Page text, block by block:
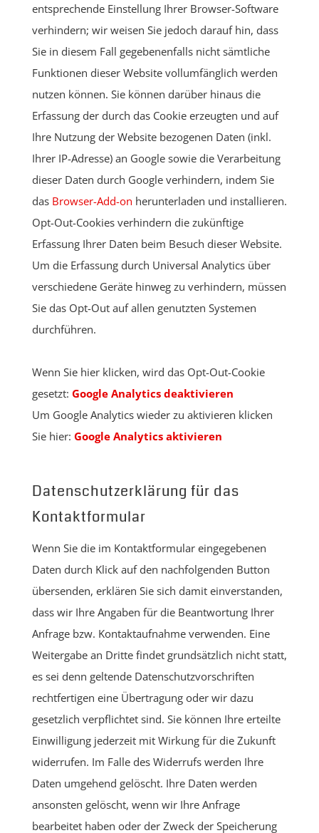
entsprechende Einstellung Ihrer Browser-Software
verhindern; wir weisen Sie jedoch darauf hin, dass
Sie in diesem Fall gegebenenfalls nicht sämtliche
Funktionen dieser Website vollumfänglich werden
nutzen können. Sie können darüber hinaus die
Erfassung der durch das Cookie erzeugten und auf
Ihre Nutzung der Website bezogenen Daten (inkl.
Ihrer IP-Adresse) an Google sowie die Verarbeitung
dieser Daten durch Google verhindern, indem Sie
das Browser-Add-on herunterladen und installieren.
Opt-Out-Cookies verhindern die zukünftige
Erfassung Ihrer Daten beim Besuch dieser Website.
Um die Erfassung durch Universal Analytics über
verschiedene Geräte hinweg zu verhindern, müssen
Sie das Opt-Out auf allen genutzten Systemen
durchführen.
Wenn Sie hier klicken, wird das Opt-Out-Cookie
gesetzt: Google Analytics deaktivieren
Um Google Analytics wieder zu aktivieren klicken
Sie hier: Google Analytics aktivieren
Datenschutzerklärung für das
Kontaktformular
Wenn Sie die im Kontaktformular eingegebenen
Daten durch Klick auf den nachfolgenden Button
übersenden, erklären Sie sich damit einverstanden,
dass wir Ihre Angaben für die Beantwortung Ihrer
Anfrage bzw. Kontaktaufnahme verwenden. Eine
Weitergabe an Dritte findet grundsätzlich nicht statt,
es sei denn geltende Datenschutzvorschriften
rechtfertigen eine Übertragung oder wir dazu
gesetzlich verpflichtet sind. Sie können Ihre erteilte
Einwilligung jederzeit mit Wirkung für die Zukunft
widerrufen. Im Falle des Widerrufs werden Ihre
Daten umgehend gelöscht. Ihre Daten werden
ansonsten gelöscht, wenn wir Ihre Anfrage
bearbeitet haben oder der Zweck der Speicherung